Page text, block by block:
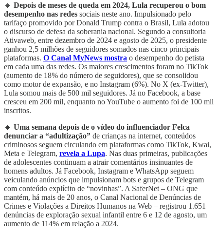
🔸 Depois de meses de queda em 2024, Lula recuperou o bom
desempenho nas redes sociais neste ano. Impulsionado pelo
tarifaço promovido por Donald Trump contra o Brasil, Lula adotou
o discurso de defesa da soberania nacional. Segundo a consultoria
Ativaweb, entre dezembro de 2024 e agosto de 2025, o presidente
ganhou 2,5 milhões de seguidores somados nas cinco principais
plataformas. O Canal MyNews mostra o desempenho do petista
em cada uma das redes. Os maiores crescimentos foram no TikTok
(aumento de 18% do número de seguidores), que se consolidou
como motor de expansão, e no Instagram (6%). No X (ex-Twitter),
Lula somou mais de 500 mil seguidores. Já no Facebook, a base
cresceu em 200 mil, enquanto no YouTube o aumento foi de 100 mil
inscritos.
🔸 Uma semana depois de o vídeo do influenciador Felca
denunciar a “adultização” de crianças na internet, conteúdos
criminosos seguem circulando em plataformas como TikTok, Kwai,
Meta e Telegram, revela a Lupa. Nas duas primeiras, publicações
de adolescentes continuam a atrair comentários insinuantes de
homens adultos. Já Facebook, Instagram e WhatsApp seguem
veiculando anúncios que impulsionam bots e grupos de Telegram
com conteúdo explícito de “novinhas”. A SaferNet – ONG que
mantém, há mais de 20 anos, o Canal Nacional de Denúncias de
Crimes e Violações a Direitos Humanos na Web – registrou 1.651
denúncias de exploração sexual infantil entre 6 e 12 de agosto, um
aumento de 114% em relação a 2024.